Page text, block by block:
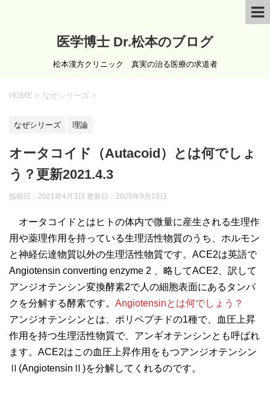
医学博士 Dr.松本のブログ
松本漢方クリニック 真実の治る医療の求道者
HOME > なぜシリーズ >
なぜシリーズ 理論
オータコイド（Autacoid）とは何でしょ
う？更新2021.4.3
投稿日：2021年4月3日 更新日： 2025年9月13日
オータコイドとはヒトの体内で微量に産生される生理作
用や薬理作用を持っている生理活性物質のうち、ホルモン
と神経伝達物質以外の生理活性物質です。ACE2は英語で
Angiotensin converting enzyme 2 、略してACE2、訳して
アンジオテンシン変換酵素2で人の細胞表面にあるタンパ
クを分解する酵素です。 Angiotensinとは何でしょう？
アンジオテンシンとは、ポリペプチドの1種で、血圧上昇
作用を持つ生理活性物質で、アンギオテンシンとも呼ばれ
ます。ACE2はこの血圧上昇作用をもつアンジオテンシン
Ⅱ(AngiotensinⅡ)を分解してくれるのです。